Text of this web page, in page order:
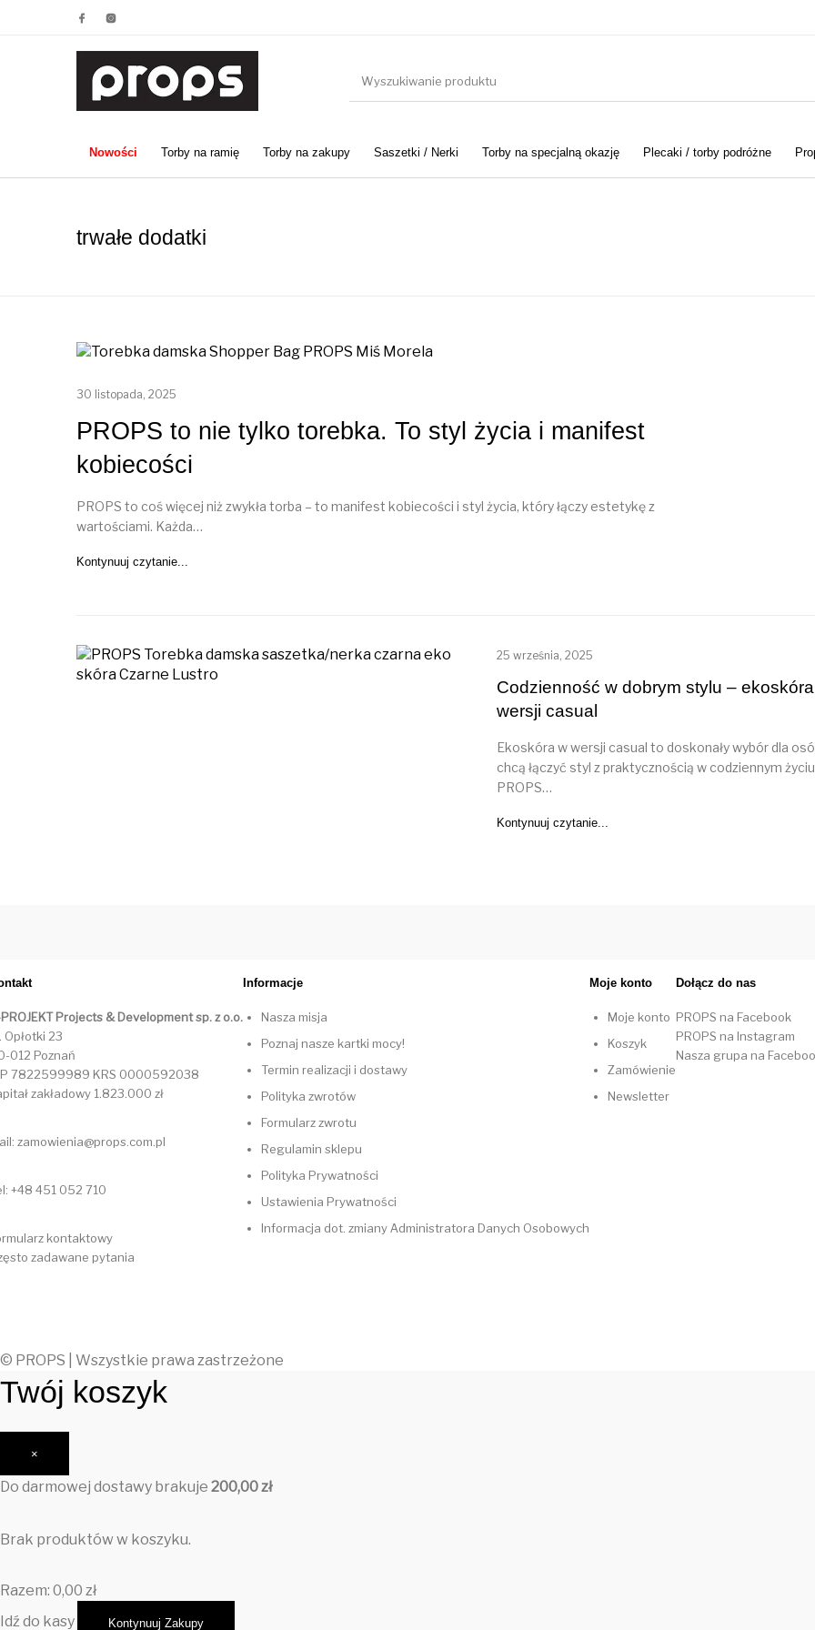
Nowości Torby na ramię Torby na zakupy Saszetki / Nerki Torby na specjalną okazję Plecaki / torby podróżne
trwałe dodatki
30 listopada, 2025
PROPS to nie tylko torebka. To styl życia i manifest
kobiecości
PROPS to coś więcej niż zwykła torba – to manifest kobiecości i styl życia, który łączy estetykę z
wartościami. Każda…
Kontynuuj czytanie...
25 września, 2025
Codzienność w dobrym stylu –
wersji casual
Ekoskóra w wersji casual to doskonały wybór dla
chcą łączyć styl z praktycznością w codziennym
PROPS…
Kontynuuj czytanie...
Projects & Development sp. z o.o.
Opłotki 23
012 Poznań
7822599989 KRS 0000592038
zakładowy 1.823.000 zł
zamowienia@props.com.pl
+48 451 052 710
kontaktowy
zadawane pytania
Informacje
Nasza misja
Poznaj nasze kartki mocy!
Termin realizacji i dostawy
Polityka zwrotów
Formularz zwrotu
Regulamin sklepu
Polityka Prywatności
Ustawienia Prywatności
Informacja dot. zmiany Administratora Danych Osobowych
Moje konto
Moje konto
Koszyk
Zamówienie
Newsletter
Dołącz do nas
PROPS na Facebook
PROPS na Instagram
Nasza grupa na
© PROPS | Wszystkie prawa zastrzeżone
Twój koszyk
×
Do darmowej dostawy brakuje 200,00zł
Brak produktów w koszyku.
Razem: 0,00 zł
Idź do kasy
Kontynuuj Zakupy